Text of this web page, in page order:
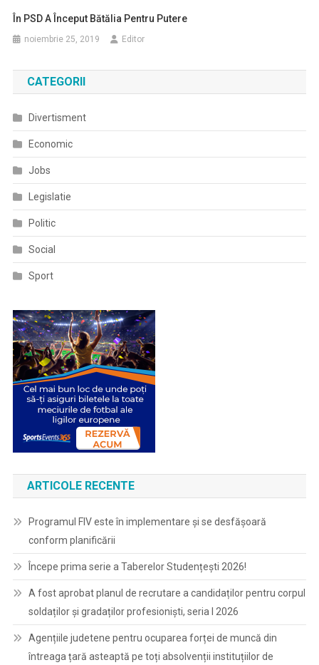
În PSD A Început Bătălia Pentru Putere
noiembrie 25, 2019 Editor
CATEGORII
Divertisment
Economic
Jobs
Legislatie
Politic
Social
Sport
ARTICOLE RECENTE
Programul FIV este în implementare și se desfășoară
conform planificării
Începe prima serie a Taberelor Studențești 2026!
A fost aprobat planul de recrutare a candidaților pentru corpul
soldaților și gradaților profesioniști, seria I 2026
Agențiile judetene pentru ocuparea forței de muncă din
întreaga țară asteaptă pe toți absolvenții instituțiilor de